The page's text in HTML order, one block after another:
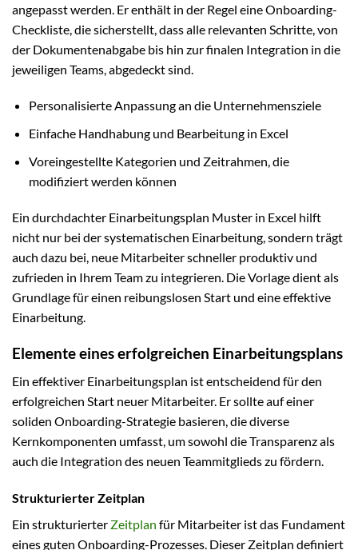
angepasst werden. Er enthält in der Regel eine Onboarding-
Checkliste, die sicherstellt, dass alle relevanten Schritte, von
der Dokumentenabgabe bis hin zur finalen Integration in die
jeweiligen Teams, abgedeckt sind.
Personalisierte Anpassung an die Unternehmensziele
Einfache Handhabung und Bearbeitung in Excel
Voreingestellte Kategorien und Zeitrahmen, die
modifiziert werden können
Ein durchdachter Einarbeitungsplan Muster in Excel hilft
nicht nur bei der systematischen Einarbeitung, sondern trägt
auch dazu bei, neue Mitarbeiter schneller produktiv und
zufrieden in Ihrem Team zu integrieren. Die Vorlage dient als
Grundlage für einen reibungslosen Start und eine effektive
Einarbeitung.
Elemente eines erfolgreichen Einarbeitungsplans
Ein effektiver Einarbeitungsplan ist entscheidend für den
erfolgreichen Start neuer Mitarbeiter. Er sollte auf einer
soliden Onboarding-Strategie basieren, die diverse
Kernkomponenten umfasst, um sowohl die Transparenz als
auch die Integration des neuen Teammitglieds zu fördern.
Strukturierter Zeitplan
Ein strukturierter Zeitplan für Mitarbeiter ist das Fundament
eines guten Onboarding-Prozesses. Dieser Zeitplan definiert